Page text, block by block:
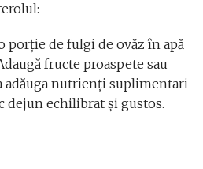
porție de fulgi de ovăz în apă
fructe proaspete sau
adăuga nutrienți suplimentari
dejun echilibrat și gustos.